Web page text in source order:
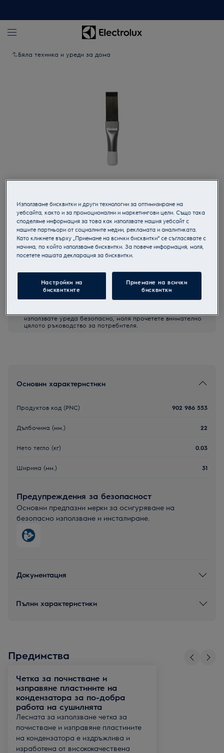
Бяла техника и уреди за дома
M4YM3002
Четка за почистване
кондензатора на сушилня
Инструкциите и препоръките за безопасна употреба
използвате уреда безопасно, моля прочетете внимателно
цялото ръководство за потребителя.
Основни характеристики
Продуктов код (PNC) 902 986 553
Дълбочина (мм.) 22
Нето тегло (кг) 0.03
Ширина (мм.) 31
Предупреждения за безопасност
Основни предпазни мерки за осигуряване на
безопасно използване и инсталиране.
Документация
Пълни характеристики
Предимства
Четка за почистване и
изправяне пластините на
кондензатора за по-добра
работа на сушилнята
Лесната за използване четка за
почистване и изправяне пластините
на кондензатора е издръжлива и
изработена от висококачествена
Използваме бисквитки и други технологии за оптимизиране на
уебсайта, както и за промоционални и маркетингови цели. Също така
споделяме информация за това как използвате нашия уебсайт с
нашите партньори от социалните медии, рекламата и аналитиката.
Като кликнете върху „Приемане на всички бисквитки“ се съгласявате с
начина, по който използваме бисквитки. За повече информация, моля,
посетете нашата декларация за бисквитки.
Настройки на
бисквитките
Приемане на всички
бисквитки